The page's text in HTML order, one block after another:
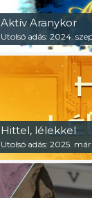
Aktív Aranykor
Utolsó adás: 2024.
Hittel, lélekkel
Utolsó adás: 2025.